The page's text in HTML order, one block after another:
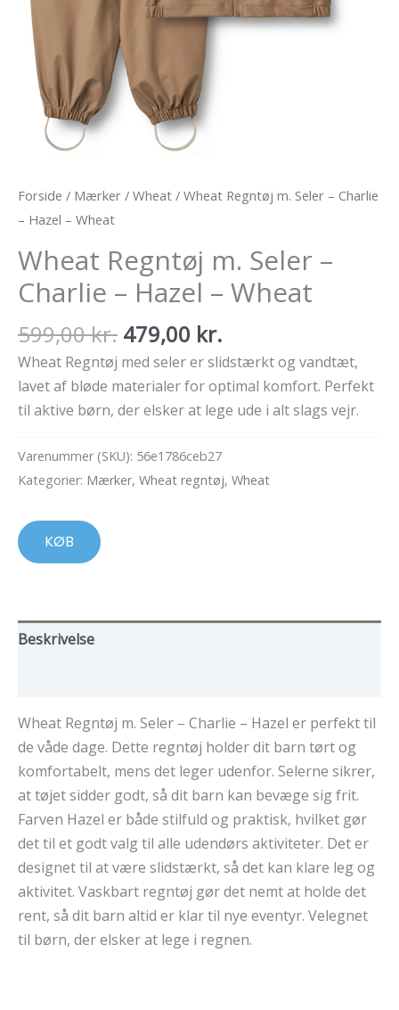
Forside / Mærker / Wheat / Wheat Regntøj m. Seler – Charlie
– Hazel – Wheat
Wheat Regntøj m. Seler –
Charlie – Hazel – Wheat
599,00kr. Den
oprindelige
pris
var:
479,00 kr.
aktuelle
pris
er:
Wheat Regntøj med seler er slidstærkt og vandtæt,
lavet af bløde materialer for optimal komfort. Perfekt
til aktive børn, der elsker at lege ude i alt slags vejr.
Varenummer (SKU): 56e1786ceb27
Kategorier: Mærker, Wheat regntøj, Wheat
KØB
Beskrivelse
Wheat Regntøj m. Seler – Charlie – Hazel er perfekt til
de våde dage. Dette regntøj holder dit barn tørt og
komfortabelt, mens det leger udenfor. Selerne sikrer,
at tøjet sidder godt, så dit barn kan bevæge sig frit.
Farven Hazel er både stilfuld og praktisk, hvilket gør
det til et godt valg til alle udendørs aktiviteter. Det er
designet til at være slidstærkt, så det kan klare leg og
aktivitet. Vaskbart regntøj gør det nemt at holde det
rent, så dit barn altid er klar til nye eventyr. Velegnet
til børn, der elsker at lege i regnen.